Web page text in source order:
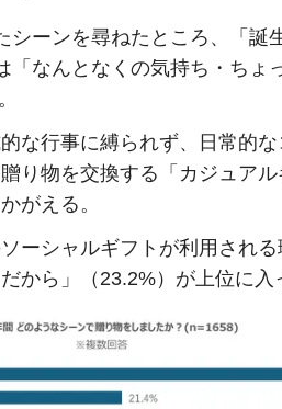
ーンを尋ねたところ、「誕
なんとなくの気持ち・ちょ
な行事に縛られず、日常的
り物を交換する「カジュア
がえる。
ーシャルギフトが利用され
から」（23.2%）が上位に入